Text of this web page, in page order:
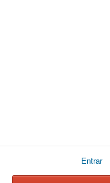
Entrar